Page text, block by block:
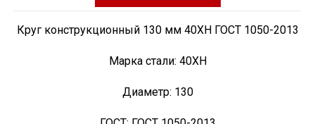
Круг конструкционный 130 мм 40ХН ГОСТ 1050-2013
Марка стали: 40ХН
Диаметр: 130